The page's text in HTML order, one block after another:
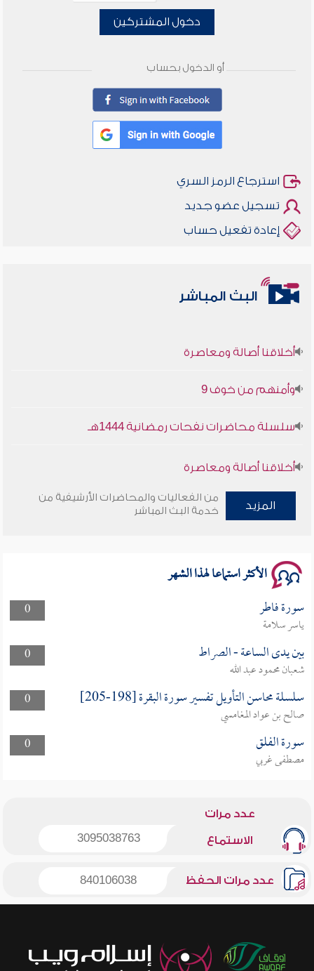
دخول المشتركين
أو الدخول بحساب
استرجاع الرمز السري
تسجيل عضو جديد
إعادة تفعيل حساب
البث المباشر
أخلاقنا أصالة ومعاصرة
وأمنهم من خوف 9
سلسلة محاضرات نفحات رمضانية 1444هـ
أخلاقنا أصالة ومعاصرة
وأمنهم من خوف 9
المزيد
من الفعاليات والمحاضرات الأرشيفية من
خدمة البث المباشر
الأكثر استماعا لهذا الشهر
0 سورة فاطر
ياسر سلامة
0
بين يدى الساعة - الصراط
شعبان محمود عبد الله
0
سلسلة محاسن التأويل تفسير سورة البقرة [198-205]
صالح بن عواد المغامسي
0
سورة الفلق
مصطفى غربي
عدد مرات
الاستماع 3095038763
عدد مرات الحفظ 840106038